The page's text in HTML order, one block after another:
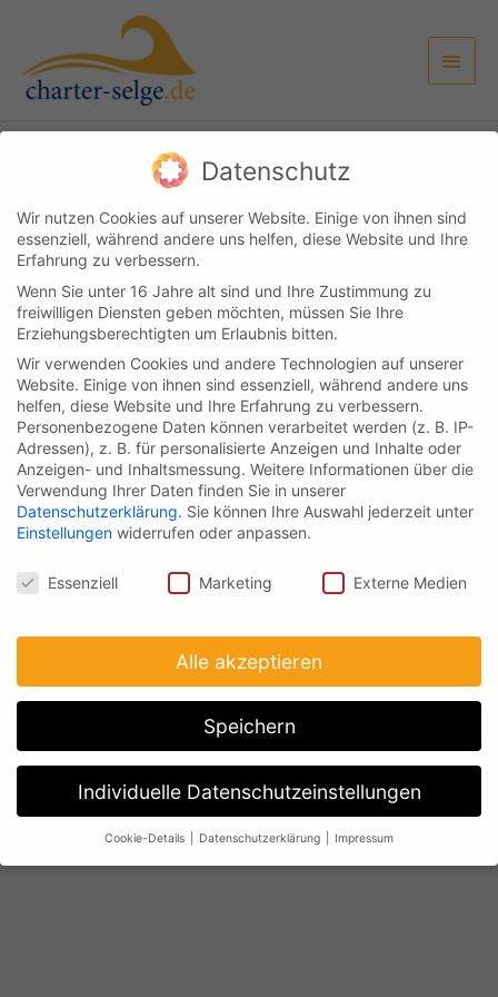
springen
Kundenlogin Kontakt Impressum & Datenschutz AGB
Copyright © 2026
Cookie-Einstellungen
Datenschutz
Wir nutzen Cookies auf unserer Website. Einige von ihnen sind
essenziell, während andere uns helfen, diese Website und Ihre
Erfahrung zu verbessern.
Wenn Sie unter 16 Jahre alt sind und Ihre Zustimmung zu
freiwilligen Diensten geben möchten, müssen Sie Ihre
Erziehungsberechtigten um Erlaubnis bitten.
Wir verwenden Cookies und andere Technologien auf unserer
Website. Einige von ihnen sind essenziell, während andere uns
helfen, diese Website und Ihre Erfahrung zu verbessern.
Personenbezogene Daten können verarbeitet werden (z. B. IP-
Adressen), z. B. für personalisierte Anzeigen und Inhalte oder
Anzeigen- und Inhaltsmessung. Weitere Informationen über die
Verwendung Ihrer Daten finden Sie in unserer
Datenschutzerklärung. Sie können Ihre Auswahl jederzeit unter
Einstellungen widerrufen oder anpassen.
Datenschutz
Essenziell Marketing Externe Medien
Alle akzeptieren
Speichern
Individuelle Datenschutzeinstellungen
Cookie-Details Datenschutzerklärung Impressum
Datenschutzeinstellungen